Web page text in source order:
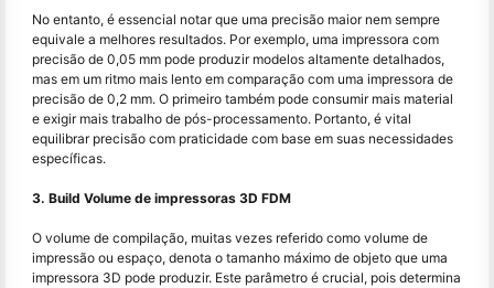
No entanto, é essencial notar que uma precisão maior nem sempre
equivale a melhores resultados. Por exemplo, uma impressora com
precisão de 0,05 mm pode produzir modelos altamente detalhados,
mas em um ritmo mais lento em comparação com uma impressora de
precisão de 0,2 mm. O primeiro também pode consumir mais material
e exigir mais trabalho de pós-processamento. Portanto, é vital
equilibrar precisão com praticidade com base em suas necessidades
específicas.
3. Build Volume de impressoras 3D FDM
O volume de compilação, muitas vezes referido como volume de
impressão ou espaço, denota o tamanho máximo de objeto que uma
impressora 3D pode produzir. Este parâmetro é crucial, pois determina